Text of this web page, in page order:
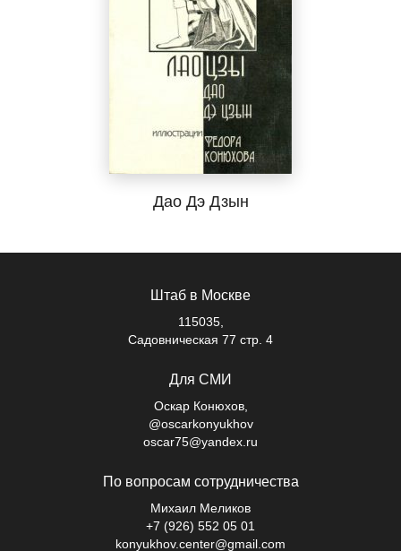
Дао Дэ Дзын
Штаб в Москве
115035,
Садовническая 77 стр. 4
Для СМИ
Оскар Конюхов,
@oscarkonyukhov
oscar75@yandex.ru
По вопросам сотрудничества
Михаил Меликов
+7 (926) 552 05 01
konyukhov.center@gmail.com